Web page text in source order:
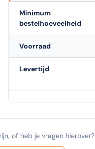
Minimum
bestelhoeveelheid
Voorraad
Levertijd
of heb je vragen hierover?